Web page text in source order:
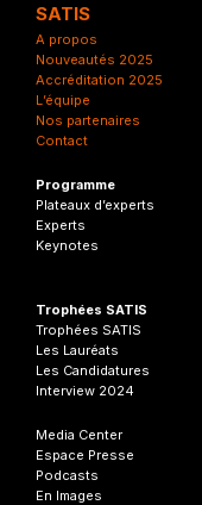
SATIS
A propos
Nouveautés 2025
Accréditation 2025
L’équipe
Nos partenaires
Contact
Programme
Plateaux d’experts
Experts
Keynotes
Trophées SATIS
Trophées SATIS
Les Lauréats
Les Candidatures
Interview 2024
Media Center
Espace Presse
Podcasts
En Images